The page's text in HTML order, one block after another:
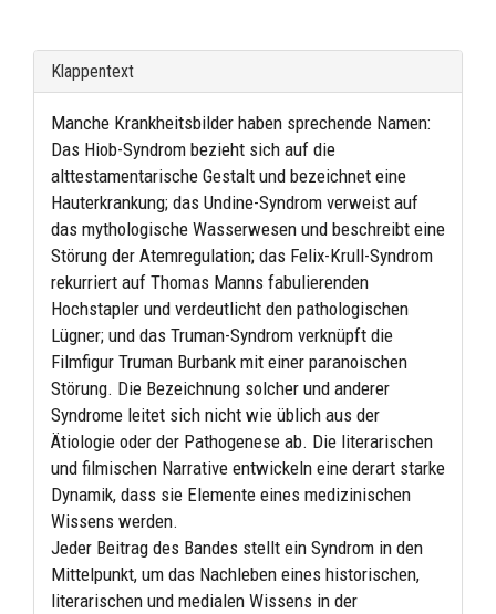
Klappentext
Manche Krankheitsbilder haben sprechende Namen:
Das Hiob-Syndrom bezieht sich auf die
alttestamentarische Gestalt und bezeichnet eine
Hauterkrankung; das Undine-Syndrom verweist auf
das mythologische Wasserwesen und beschreibt eine
Störung der Atemregulation; das Felix-Krull-Syndrom
rekurriert auf Thomas Manns fabulierenden
Hochstapler und verdeutlicht den pathologischen
Lügner; und das Truman-Syndrom verknüpft die
Filmfigur Truman Burbank mit einer paranoischen
Störung. Die Bezeichnung solcher und anderer
Syndrome leitet sich nicht wie üblich aus der
Ätiologie oder der Pathogenese ab. Die literarischen
und filmischen Narrative entwickeln eine derart starke
Dynamik, dass sie Elemente eines medizinischen
Wissens werden.
Jeder Beitrag des Bandes stellt ein Syndrom in den
Mittelpunkt, um das Nachleben eines historischen,
literarischen und medialen Wissens in der